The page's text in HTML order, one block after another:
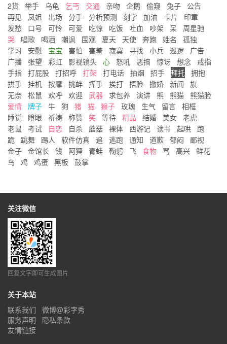
2货 举手 乌龟 乞丐 交通 亲吻 企鹅 偷窥 兔子
公告
再见
凤姐 出场 分手 分析预测 刻字 加油 卡片
印章
发愁
口号 可怜 可爱 吃惊 吃饭 吐血 吵架 呆
周星驰
哭
唱歌 喝酒 嘲讽 围观 夏天 天使 奔跑 姓名
孤独
学习
安慰 宝宝 害怕 害羞 寂寞 寻找 小兵 巡逻
广告
广播
张望 彩虹 影视镜头 心 怒吼 恶搞 惊讶 想念
戒指
手指 打屁股 打招呼 打架 打电话 抽烟 招手 拜托 拥抱
拱手 挂机 按摩 挑衅 挥手 挨打 捂脸 撒娇 新闻
旗
无奈 松鼠 欢呼 欢迎 武器 求包养 演讲 熊 熊猫
熊猫脸
爱情 牌子 牛 狗 猪 猫 猴子 玫瑰 生气 留言 相框
睡觉
瞪眼 祈祷 称赞 笑 等待 精品 结婚 美女 老虎
老鼠
考试 自恋 自杀 蘑菇 裸体 西游记 读书 起哄
跑
跪
跳舞 踢人 软件仿真 追 逃跑 通知 道歉 郁闷
鄙视
金子 金馆长 钱 阿狸 青蛙 鞠躬 飞 食物 骂 高兴 鲜花
鸟
鸡 鸡蛋 黑板 鼓掌
关注微信
回复文字即可生成图片
关于本站
联系我们
微博@彩字秀
服务声明
隐私条款
友情链接